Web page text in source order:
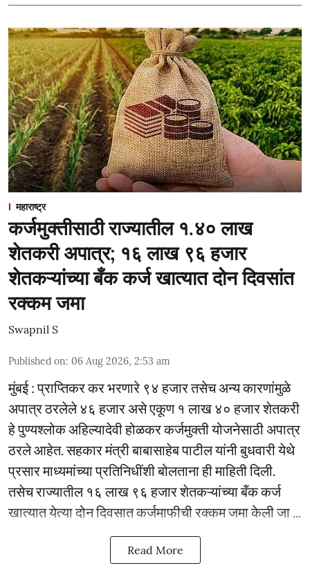
महाराष्ट्र
कर्जमुक्तीसाठी राज्यातील १.४० लाख
शेतकरी अपात्र; १६ लाख ९६ हजार
शेतकऱ्यांच्या बँक कर्ज खात्यात दोन दिवसांत
रक्कम जमा
Swapnil S
Published on: 06 Aug 2026, 2:53 am
मुंबई : प्राप्तिकर कर भरणारे ९४ हजार तसेच अन्य कारणांमुळे
अपात्र ठरलेले ४६ हजार असे एकूण १ लाख ४० हजार शेतकरी
हे पुण्यश्लोक अहिल्यादेवी होळकर कर्जमुक्ती योजनेसाठी अपात्र
ठरले आहेत. सहकार मंत्री बाबासाहेब पाटील यांनी बुधवारी येथे
प्रसार माध्यमांच्या प्रतिनिधींशी बोलताना ही माहिती दिली.
तसेच राज्यातील १६ लाख ९६ हजार शेतकऱ्यांच्या बँक कर्ज
खात्यात येत्या दोन दिवसात कर्जमाफीची रक्कम जमा केली जा ...
Read More